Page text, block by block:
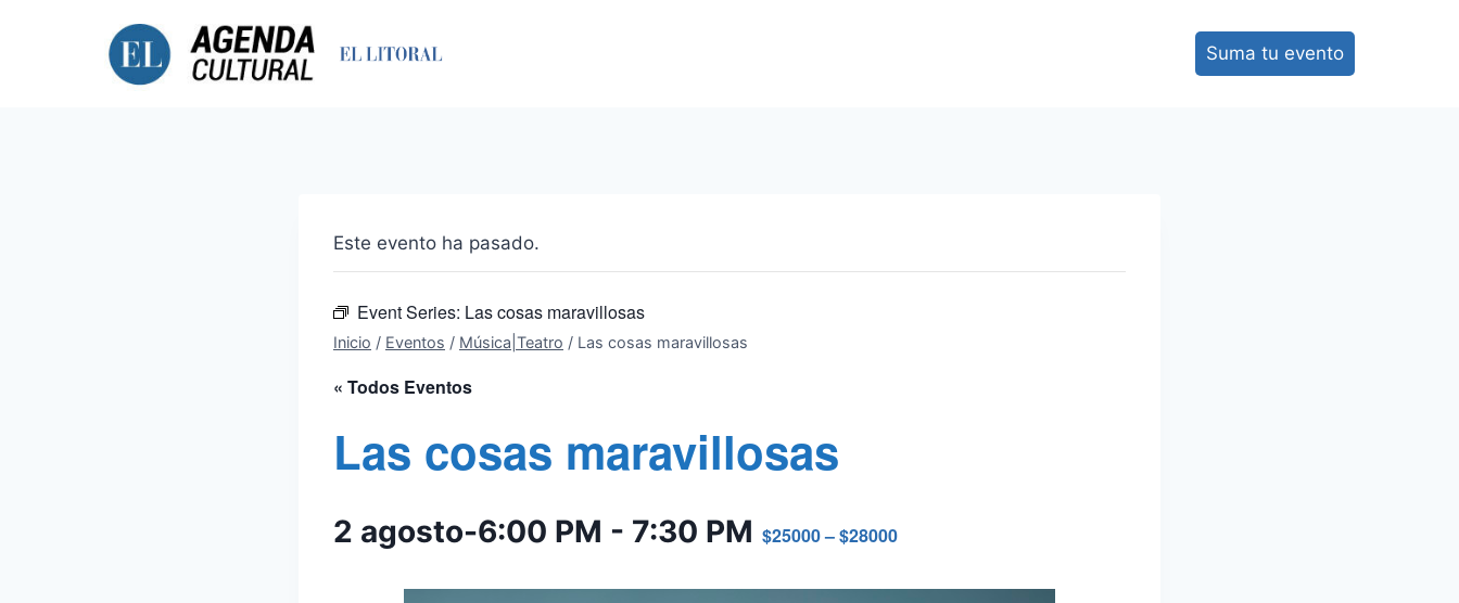
Suma tu evento
Este evento ha pasado.
Event Series: Las cosas maravillosas
Inicio / Eventos / Música|Teatro / Las cosas maravillosas
« Todos Eventos
Las cosas maravillosas
2 agosto-6:00 PM - 7:30 PM $25000 – $28000